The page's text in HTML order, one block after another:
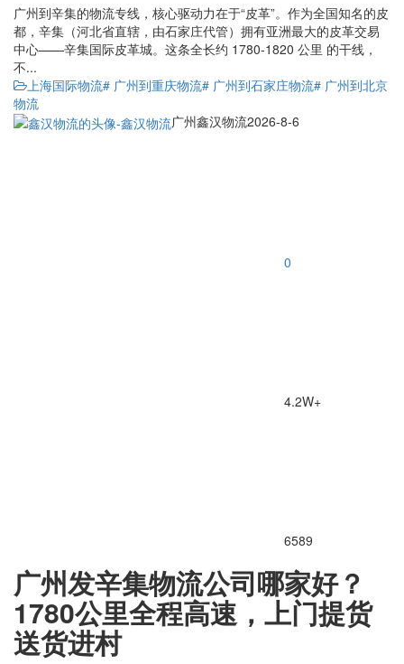
广州到辛集的物流专线，核心驱动力在于“皮革”。作为全国知名的皮
都，辛集（河北省直辖，由石家庄代管）拥有亚洲最大的皮革交易
中心——辛集国际皮革城。这条全长约 1780-1820 公里 的干线，
不...
上海国际物流# 广州到重庆物流# 广州到石家庄物流# 广州到北京
物流
广州鑫汉物流2026-8-6
0
4.2W+
6589
广州发辛集物流公司哪家好？
1780公里全程高速，上门提货
送货进村